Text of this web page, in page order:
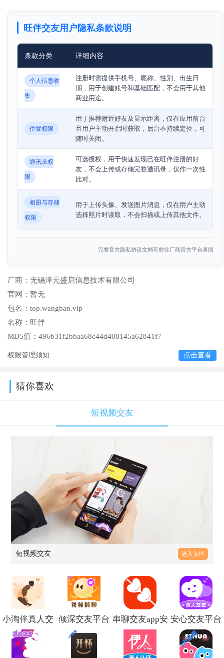
旺伴交友用户隐私条款说明
条款分类 详细内容
个人信息收
集
注册时需提供手机号、昵称、性别、出生日
期，用于创建账号和基础匹配，不会用于其他
商业用途。
位置权限
用于推荐附近好友及显示距离，仅在应用前台
且用户主动开启时获取，后台不持续定位，可
随时关闭。
通讯录权
限
可选授权，用于快速发现已在旺伴注册的好
友，不会上传或存储完整通讯录，仅作一次性
比对。
相册与存储
权限
用于上传头像、发送图片消息，仅在用户主动
选择照片时读取，不会扫描或上传其他文件。
完整官方隐私协议文档可前往厂商官方平台查阅
厂商： 无锡泽元盛启信息技术有限公司
官网： 暂无
包名： top.wangban.vip
名称： 旺伴
MD5值： 496b31f2bbaa68c44d408145a62841f7
权限管理须知 点击查看
猜你喜欢
短视频交友
短视频交友 进入专区
小淘伴真人交
友官方版
倾深交友平台
官方版v1.2.5
串聊交友app安
卓版v1.1.4
安心交友平台
v3.1.0